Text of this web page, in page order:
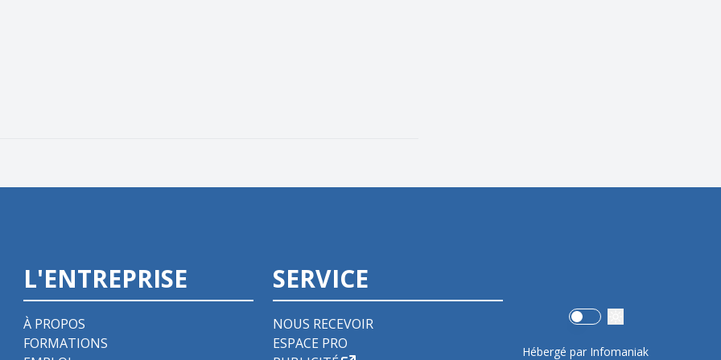
L'ENTREPRISE
À PROPOS
FORMATIONS
SERVICE
NOUS RECEVOIR
ESPACE PRO
Use setting
Hébergé par Infomaniak